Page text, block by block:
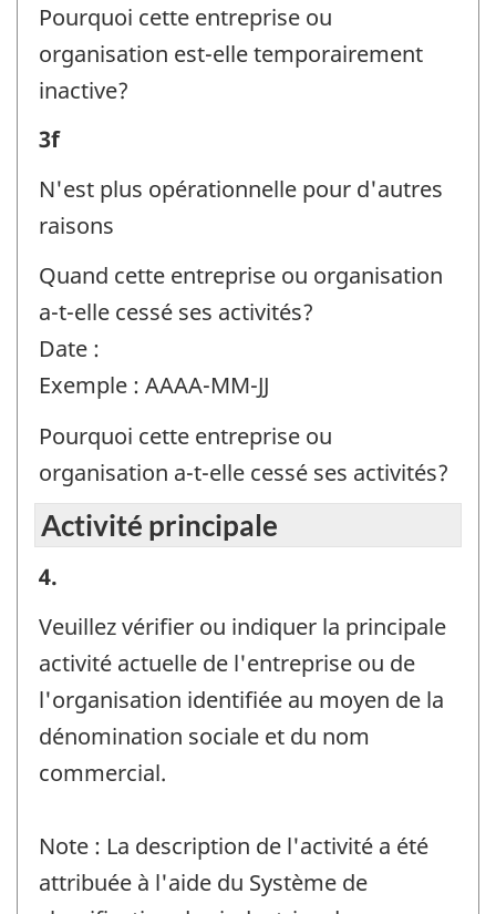
:
Pourquoi cette entreprise ou
organisation est-elle temporairement
inactive?
Renseignements
sur
l'entreprise
l'organisation
et
la
personne-
ressource
-
Identificateur
de
question
:
3f
N'est plus opérationnelle pour d'autres
raisons
Quand cette entreprise ou organisation
a-t-elle cessé ses activités?
Date :
Exemple : AAAA-MM-JJ
Pourquoi cette entreprise ou
organisation a-t-elle cessé ses activités?
Activité principale
Activité
principale
Identificateur
de
4.
Veuillez vérifier ou indiquer la principale
activité actuelle de l'entreprise ou de
l'organisation identifiée au moyen de la
dénomination sociale et du nom
commercial.
Note : La description de l'activité a été
attribuée à l'aide du Système de